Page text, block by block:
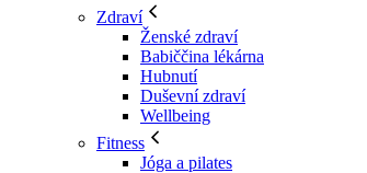
Zdraví
Ženské zdraví
Babiččina lékárna
Hubnutí
Duševní zdraví
Wellbeing
Fitness
Jóga a pilates